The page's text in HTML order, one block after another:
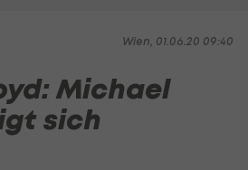
Wien, 01.06.20 09:40
Michael
sich